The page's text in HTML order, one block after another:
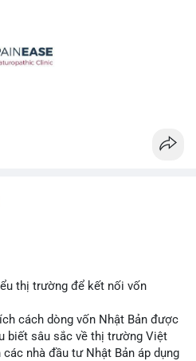
thị trường để kết nối vốn
cách dòng vốn Nhật Bản được
biết sâu sắc về thị trường Việt
nhà đầu tư Nhật Bản áp dụng